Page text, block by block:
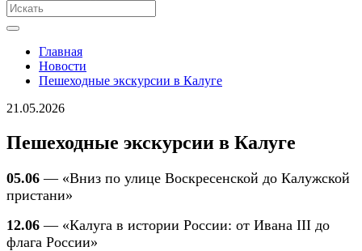
Главная
Новости
Пешеходные экскурсии в Калуге
21.05.2026
Пешеходные экскурсии в Калуге
05.06 — «Вниз по улице Воскресенской до Калужской
пристани»
12.06 — «Калуга в истории России: от Ивана III до
флага России»